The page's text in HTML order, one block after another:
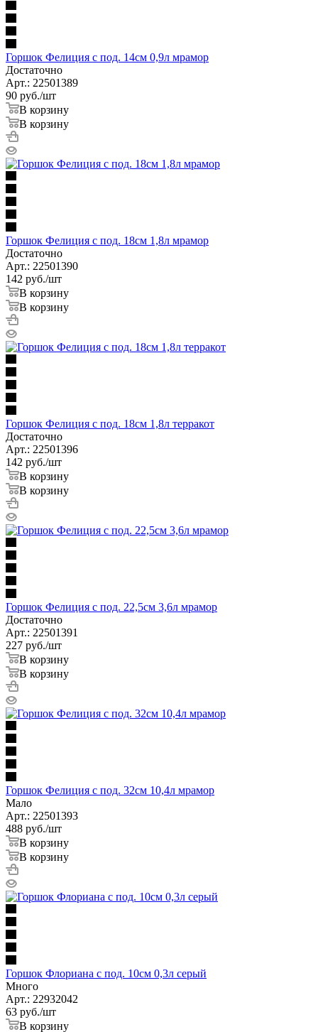
Горшок Фелиция с под. 14см 0,9л мрамор
Достаточно
Арт.: 22501389
90 руб./шт
В корзину
В корзину
Горшок Фелиция с под. 18см 1,8л мрамор
Достаточно
Арт.: 22501390
142 руб./шт
В корзину
В корзину
Горшок Фелиция с под. 18см 1,8л терракот
Достаточно
Арт.: 22501396
142 руб./шт
В корзину
В корзину
Горшок Фелиция с под. 22,5см 3,6л мрамор
Достаточно
Арт.: 22501391
227 руб./шт
В корзину
В корзину
Горшок Фелиция с под. 32см 10,4л мрамор
Мало
Арт.: 22501393
488 руб./шт
В корзину
В корзину
Горшок Флориана с под. 10см 0,3л серый
Много
Арт.: 22932042
63 руб./шт
В корзину